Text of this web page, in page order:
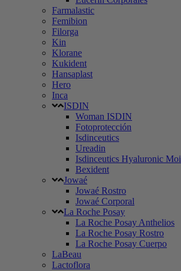
Farmalastic
Femibion
Filorga
Kin
Klorane
Kukident
Hansaplast
Hero
Inca
ISDIN
Woman ISDIN
Fotoprotección
Isdinceutics
Ureadin
Isdinceutics Hyaluronic
Bexident
Jowaé
Jowaé Rostro
Jowaé Corporal
La Roche Posay
La Roche Posay Anthelios
La Roche Posay Rostro
La Roche Posay Cuerpo
LaBeau
Lactoflora